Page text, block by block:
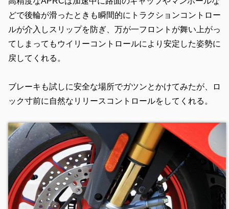
どで後輪が滑ったときも瞬間的にトラクションコントロー
ルが介入しスリップを防ぎ、万が一フロントが舞い上がっ
てしまってもウイリーコントロールにより安定した姿勢に
戻してくれる。
ブレーキも試しに安全な場所でガツンとかけてみたが、ロ
ック寸前に自然なリリースコントロールをしてくれる。